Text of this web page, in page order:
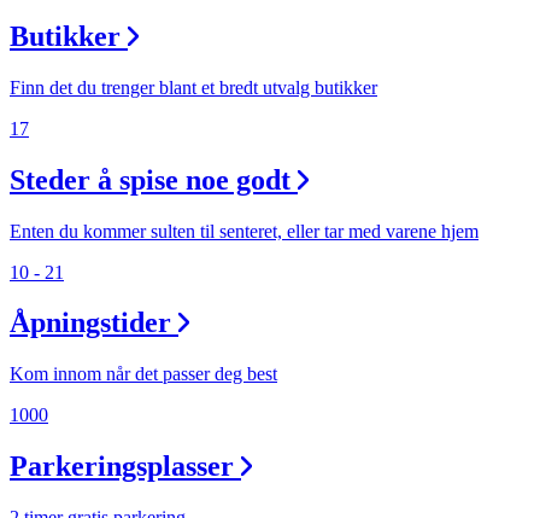
Butikker
Finn det du trenger blant et bredt utvalg butikker
17
Steder å spise noe godt
Enten du kommer sulten til senteret, eller tar med varene hjem
10 - 21
Åpningstider
Kom innom når det passer deg best
1000
Parkeringsplasser